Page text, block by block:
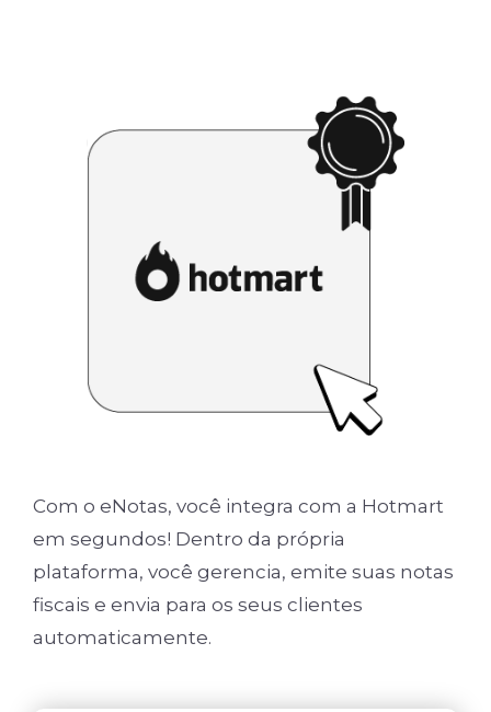
Com o eNotas, você integra com a Hotmart
em segundos! Dentro da própria
plataforma, você gerencia, emite suas notas
fiscais e envia para os seus clientes
automaticamente.